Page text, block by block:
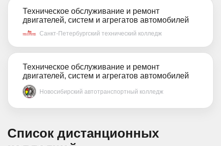
Техническое обслуживание и ремонт
двигателей, систем и агрегатов автомобилей
Санкт-Петербургский технический колледж
Техническое обслуживание и ремонт
двигателей, систем и агрегатов автомобилей
Новосибирский автотранспортный колледж
Список дистанционных